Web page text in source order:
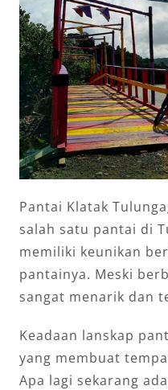
Pantai Klatak
salah satu pantai di
memiliki keunikan
pantainya. Meski
sangat menarik dan
Keadaan lanskap
yang membuat
Apa lagi sekarang